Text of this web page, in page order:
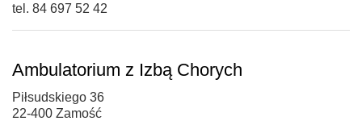
tel. 84 697 52 42
Ambulatorium z Izbą Chorych
Piłsudskiego 36
22-400 Zamość